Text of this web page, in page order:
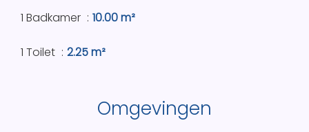
1 Badkamer 10.00 m²
1 Toilet 2.25 m²
Omgevingen